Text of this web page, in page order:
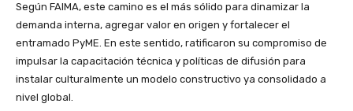
Según FAIMA, este camino es el más sólido para dinamizar la
demanda interna, agregar valor en origen y fortalecer el
entramado PyME. En este sentido, ratificaron su compromiso de
impulsar la capacitación técnica y políticas de difusión para
instalar culturalmente un modelo constructivo ya consolidado a
nivel global.